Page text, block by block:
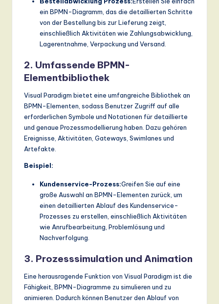
ein BPMN-Diagramm, das die detaillierten Schritte
von der Bestellung bis zur Lieferung zeigt,
einschließlich Aktivitäten wie Zahlungsabwicklung,
Lagerentnahme, Verpackung und Versand.
2. Umfassende BPMN-
Elementbibliothek
Visual Paradigm bietet eine umfangreiche Bibliothek an
BPMN-Elementen, sodass Benutzer Zugriff auf alle
erforderlichen Symbole und Notationen für detaillierte
und genaue Prozessmodellierung haben. Dazu gehören
Ereignisse, Aktivitäten, Gateways, Swimlanes und
Artefakte.
Beispiel:
Kundenservice-Prozess:Greifen Sie auf eine
große Auswahl an BPMN-Elementen zurück, um
einen detaillierten Ablauf des Kundenservice-
Prozesses zu erstellen, einschließlich Aktivitäten
wie Anrufbearbeitung, Problemlösung und
Nachverfolgung.
3. Prozesssimulation und Animation
Eine herausragende Funktion von Visual Paradigm ist die
Fähigkeit, BPMN-Diagramme zu simulieren und zu
animieren. Dadurch können Benutzer den Ablauf von